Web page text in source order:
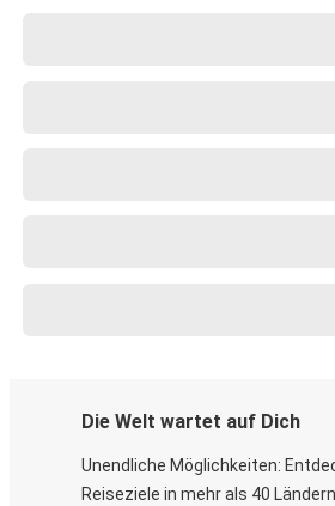
Die Welt wartet auf Dich
Unendliche Möglichkeiten:
Reiseziele in mehr als 40 Ländern.